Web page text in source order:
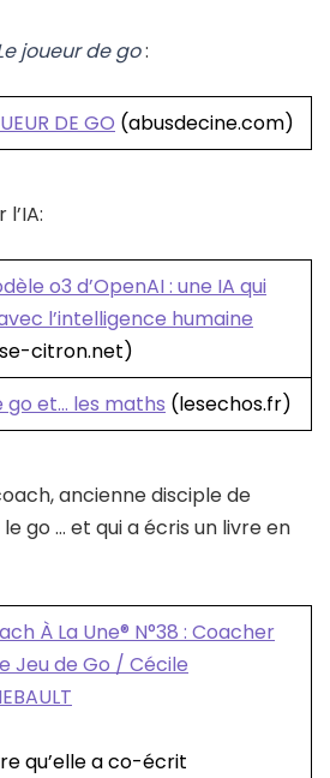
joueur de go:
DE GO (abusdecine.com)
o3 d’OpenAI : une IA qui
l’intelligence humaine
citron.net)
go et… les maths (lesechos.fr)
ancienne disciple de
go … et qui a écris un livre en
À La Une® N°38 : Coacher
Jeu de Go / Cécile
qu’elle a co-écrit